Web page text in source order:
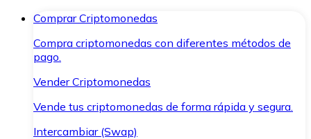
Comprar Criptomonedas
Compra criptomonedas con diferentes métodos de
pago.
Vender Criptomonedas
Vende tus criptomonedas de forma rápida y segura.
Intercambiar (Swap)